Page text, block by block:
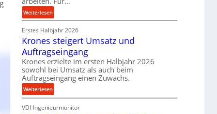
r
o
e
s
s
d
e
t
r
i
e
b
u
n
d
H
y
Weiterlesen:
P
r
ä
i
s
e
u
n
Erstes Halbjahr 2026
Krones steigert Umsatz und
Auftragseingang
Krones erzielte im ersten Halbjahr 2026
sowohl bei Umsatz als auch beim
Auftragseingang einen Zuwachs.
Weiterlesen:
K
r
VDI-Ingenieurmonitor